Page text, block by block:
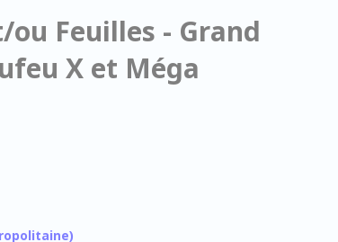
Feuilles - Grand
X et Méga